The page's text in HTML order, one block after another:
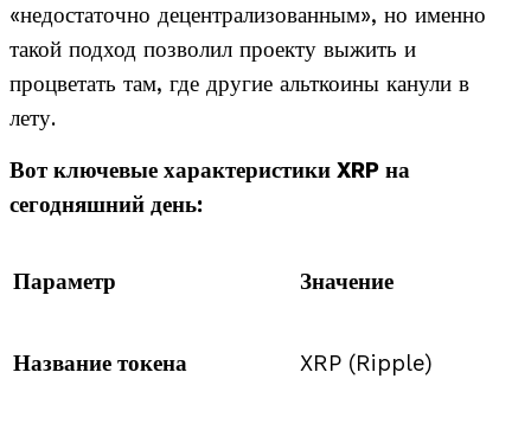
«недостаточно децентрализованным», но именно
такой подход позволил проекту выжить и
процветать там, где другие альткоины канули в
лету.
Вот ключевые характеристики XRP на
сегодняшний день:
Параметр Значение
Название токена XRP (Ripple)